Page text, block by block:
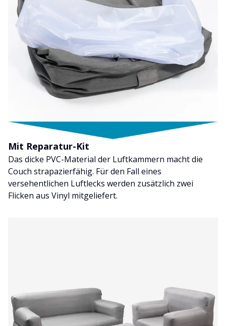
Mit Reparatur-Kit
Das dicke PVC-Material der Luftkammern macht die
Couch strapazierfähig. Für den Fall eines
versehentlichen Luftlecks werden zusätzlich zwei
Flicken aus Vinyl mitgeliefert.